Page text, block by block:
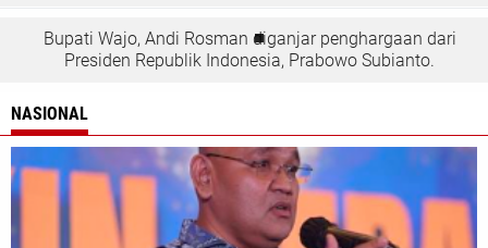
Bupati Wajo, Andi Rosman diganjar penghargaan dari
Presiden Republik Indonesia, Prabowo Subianto.
NASIONAL